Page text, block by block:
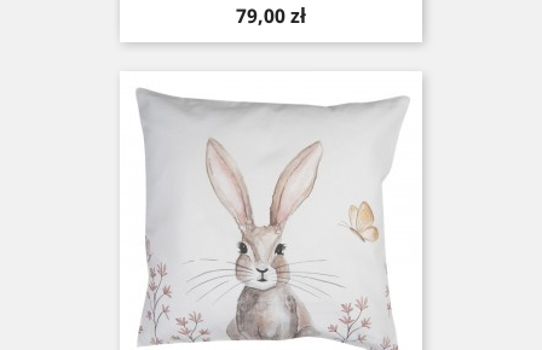
Cena
79,00 zł